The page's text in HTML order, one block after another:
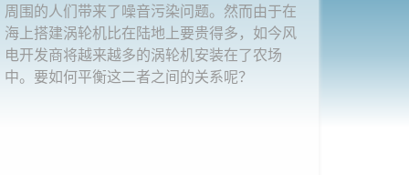
周围的人们带来了噪音污染问题。然而由于在
海上搭建涡轮机比在陆地上要贵得多，如今风
电开发商将越来越多的涡轮机安装在了农场
中。要如何平衡这二者之间的关系呢？